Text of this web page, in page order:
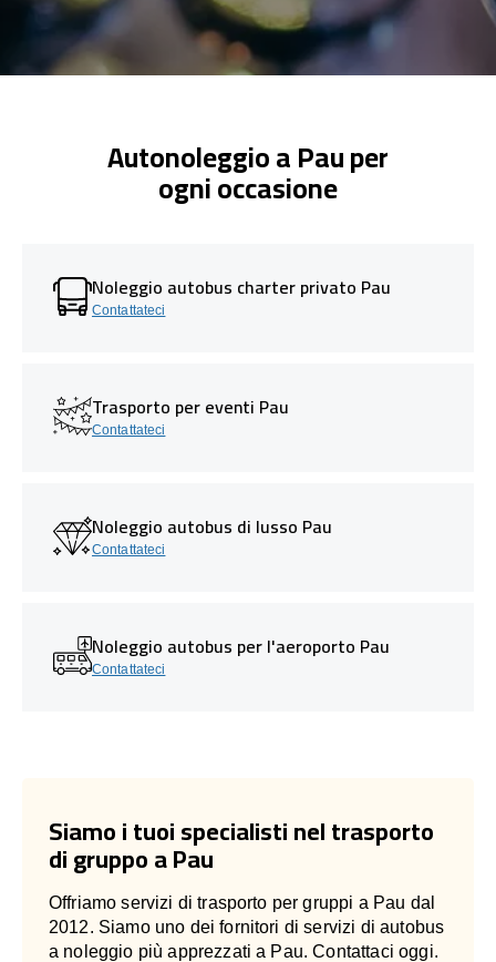
Autonoleggio a Pau per
ogni occasione
Noleggio autobus charter privato Pau
Contattateci
Trasporto per eventi Pau
Contattateci
Noleggio autobus di lusso Pau
Contattateci
Noleggio autobus per l'aeroporto Pau
Contattateci
Siamo i tuoi specialisti nel trasporto
di gruppo a Pau
Offriamo servizi di trasporto per gruppi a Pau dal
2012. Siamo uno dei fornitori di servizi di autobus
a noleggio più apprezzati a Pau. Contattaci oggi.